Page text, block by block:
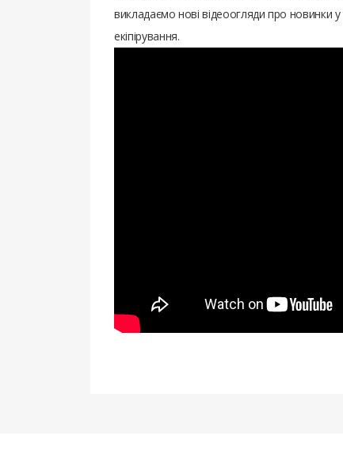
викладаємо нові відеоогляди про новинки у
екіпірування.